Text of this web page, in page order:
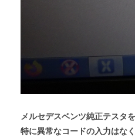
メルセデスベンツ純正テスタ
特に異常なコードの入力はな